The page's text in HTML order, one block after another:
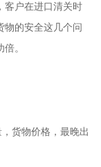
客户在进口清关时
物的安全这几个问
。
货物价格，最晚出